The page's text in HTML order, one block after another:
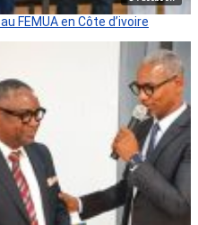
FEMUA en Côte d’ivoire